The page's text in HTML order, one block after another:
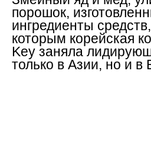
порошок,
ингредиенты
которым корейская
Key заняла
только в Азии, но и в